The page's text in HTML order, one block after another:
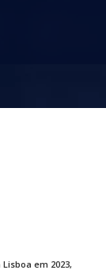
em 2023,